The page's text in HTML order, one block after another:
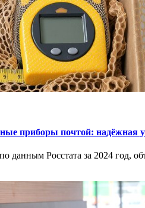
приборы почтой: надёжная
данным Росстата за 2024 год,